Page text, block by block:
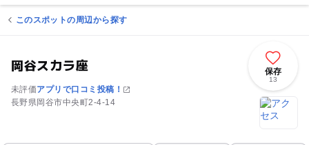
このスポットの周辺から探す
岡谷スカラ座
未評価アプリで口コミ投稿！
長野県岡谷市中央町2-4-14
保存
13